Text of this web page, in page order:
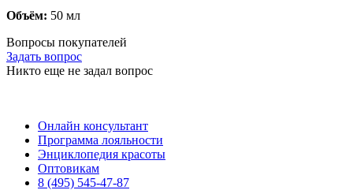
Объём: 50 мл
Вопросы покупателей
Задать вопрос
Никто еще не задал вопрос
Онлайн консультант
Программа лояльности
Энциклопедия красоты
Оптовикам
8 (495) 545-47-87